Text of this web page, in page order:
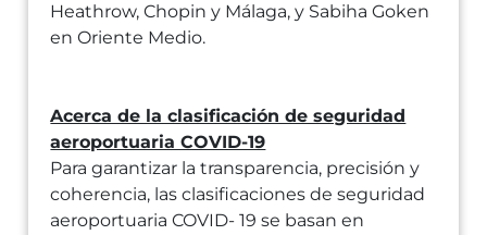
Heathrow, Chopin y Málaga, y Sabiha Goken
en Oriente Medio.
Acerca de la clasificación de seguridad
aeroportuaria COVID-19
Para garantizar la transparencia, precisión y
coherencia, las clasificaciones de seguridad
aeroportuaria COVID- 19 se basan en